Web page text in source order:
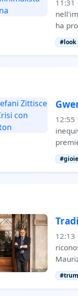
11:31 ·
ha
#look
12:55 ·
12:13 ·